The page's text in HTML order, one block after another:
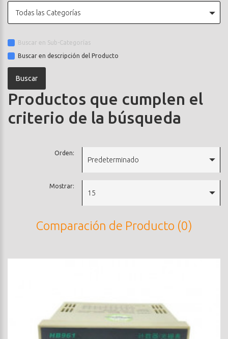
Todas las Categorías
Buscar en Sub-Categorías
Buscar en descripción del Producto
Productos que cumplen el
criterio de la búsqueda
Orden:
Predeterminado
Mostrar:
15
Comparación de Producto (0)